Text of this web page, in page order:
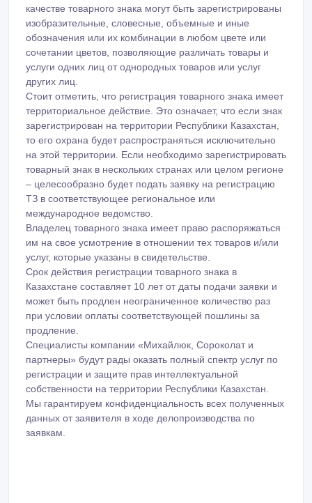
качестве товарного знака могут быть зарегистрированы
изобразительные, словесные, объемные и иные
обозначения или их комбинации в любом цвете или
сочетании цветов, позволяющие различать товары и
услуги одних лиц от однородных товаров или услуг
других лиц.
Стоит отметить, что регистрация товарного знака имеет
территориальное действие. Это означает, что если знак
зарегистрирован на территории Республики Казахстан,
то его охрана будет распространяться исключительно
на этой территории. Если необходимо зарегистрировать
товарный знак в нескольких странах или целом регионе
– целесообразно будет подать заявку на регистрацию
ТЗ в соответствующее региональное или
международное ведомство.
Владелец товарного знака имеет право распоряжаться
им на свое усмотрение в отношении тех товаров и/или
услуг, которые указаны в свидетельстве.
Срок действия регистрации товарного знака в
Казахстане составляет 10 лет от даты подачи заявки и
может быть продлен неограниченное количество раз
при условии оплаты соответствующей пошлины за
продление.
Специалисты компании «Михайлюк, Сороколат и
партнеры» будут рады оказать полный спектр услуг по
регистрации и защите прав интеллектуальной
собственности на территории Республики Казахстан.
Мы гарантируем конфиденциальность всех полученных
данных от заявителя в ходе делопроизводства по
заявкам.